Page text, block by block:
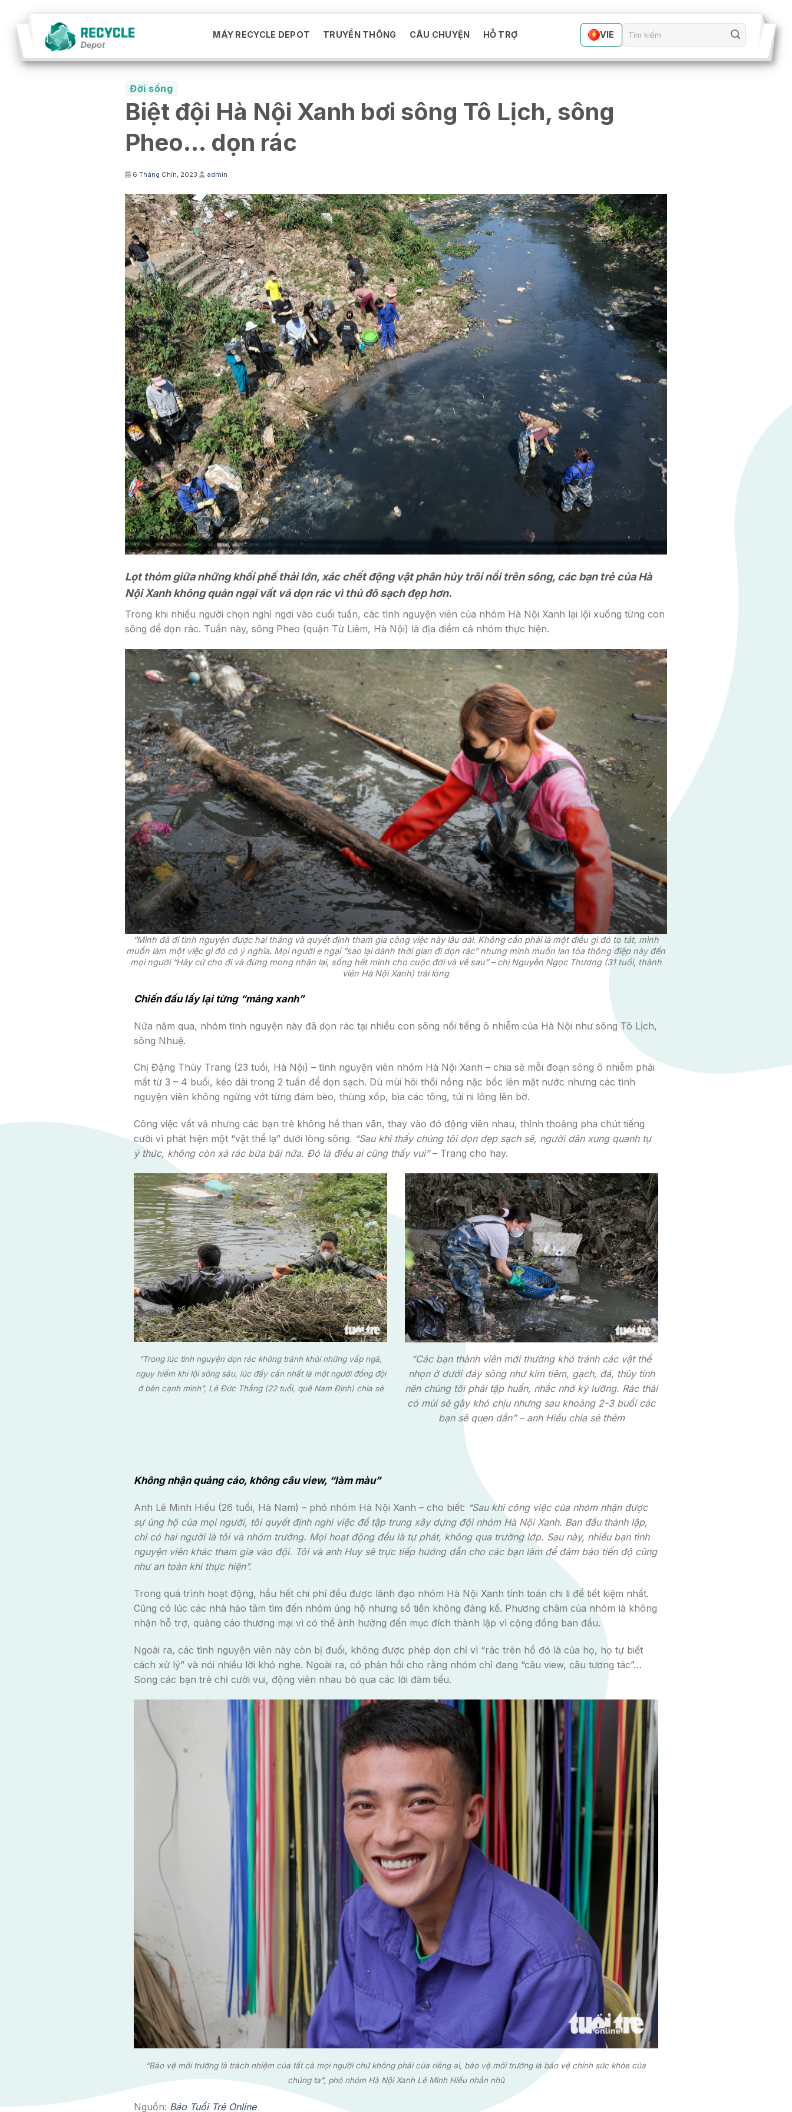
content
MÁY RECYCLE DEPOT TRUYỀN THÔNG CÂU CHUYỆN HỖ TRỢ VIE
Đời sống
Biệt đội Hà Nội Xanh bơi sông Tô Lịch, sông
Pheo… dọn rác
6 Tháng Chín, 2023 admin
Lọt thỏm giữa những khối phế thải lớn, xác chết động vật phân hủy trôi nổi trên sông, các bạn trẻ của Hà
Nội Xanh không quản ngại vất vả dọn rác vì thủ đô sạch đẹp hơn.
Trong khi nhiều người chọn nghỉ ngơi vào cuối tuần, các tình nguyện viên của nhóm Hà Nội Xanh lại lội xuống từng con
sông để dọn rác. Tuần này, sông Pheo (quận Từ Liêm, Hà Nội) là địa điểm cả nhóm thực hiện.
“Mình đã đi tình nguyện được hai tháng và quyết định tham gia công việc này lâu dài. Không cần phải là một điều gì đó to tát, mình
muốn làm một việc gì đó có ý nghĩa. Mọi người e ngại “sao lại dành thời gian đi dọn rác” nhưng mình muốn lan tỏa thông điệp này đến
mọi người “Hãy cứ cho đi và đừng mong nhận lại, sống hết mình cho cuộc đời và về sau” – chị Nguyễn Ngọc Thương (31 tuổi, thành
viên Hà Nội Xanh) trải lòng
Chiến đấu lấy lại từng “mảng xanh”
Nửa năm qua, nhóm tình nguyện này đã dọn rác tại nhiều con sông nổi tiếng ô nhiễm của Hà Nội như sông Tô Lịch,
sông Nhuệ.
Chị Đặng Thùy Trang (23 tuổi, Hà Nội) – tình nguyện viên nhóm Hà Nội Xanh – chia sẻ mỗi đoạn sông ô nhiễm phải
mất từ 3 – 4 buổi, kéo dài trong 2 tuần để dọn sạch. Dù mùi hôi thối nồng nặc bốc lên mặt nước nhưng các tình
nguyện viên không ngừng vớt từng đám bèo, thùng xốp, bìa các tông, túi ni lông lên bờ.
Công việc vất vả nhưng các bạn trẻ không hề than vãn, thay vào đó động viên nhau, thỉnh thoảng pha chút tiếng
cười vì phát hiện một “vật thể lạ” dưới lòng sông. “Sau khi thấy chúng tôi dọn dẹp sạch sẽ, người dân xung quanh tự
ý thức, không còn xả rác bừa bãi nữa. Đó là điều ai cũng thấy vui”– Trang cho hay.
“Trong lúc tình nguyện dọn rác không tránh khỏi những vấp ngã,
nguy hiểm khi lội sông sâu, lúc đấy cần nhất là một người đồng đội
ở bên cạnh mình”, Lê Đức Thắng (22 tuổi, quê Nam Định) chia sẻ
“Các bạn thành viên mới thường khó tránh các vật thể
nhọn ở dưới đáy sông như kim tiêm, gạch, đá, thủy tinh
nên chúng tôi phải tập huấn, nhắc nhở kỹ lưỡng. Rác thải
có mùi sẽ gây khó chịu nhưng sau khoảng 2-3 buổi các
bạn sẽ quen dần” – anh Hiếu chia sẻ thêm
Không nhận quảng cáo, không câu view, “làm màu”
Anh Lê Minh Hiếu (26 tuổi, Hà Nam) – phó nhóm Hà Nội Xanh – cho biết: “Sau khi công việc của nhóm nhận được
sự ủng hộ của mọi người, tôi quyết định nghỉ việc để tập trung xây dựng đội nhóm Hà Nội Xanh. Ban đầu thành lập,
chỉ có hai người là tôi và nhóm trưởng. Mọi hoạt động đều là tự phát, không qua trường lớp. Sau này, nhiều bạn tình
nguyện viên khác tham gia vào đội. Tôi và anh Huy sẽ trực tiếp hướng dẫn cho các bạn làm để đảm bảo tiến độ cũng
như an toàn khi thực hiện”.
Trong quá trình hoạt động, hầu hết chi phí đều được lãnh đạo nhóm Hà Nội Xanh tính toán chi li để tiết kiệm nhất.
Cũng có lúc các nhà hảo tâm tìm đến nhóm ủng hộ nhưng số tiền không đáng kể. Phương châm của nhóm là không
nhận hỗ trợ, quảng cáo thương mại vì có thể ảnh hưởng đến mục đích thành lập vì cộng đồng ban đầu.
Ngoài ra, các tình nguyện viên này còn bị đuổi, không được phép dọn chỉ vì “rác trên hồ đó là của họ, họ tự biết
cách xử lý” và nói nhiều lời khó nghe. Ngoài ra, có phản hồi cho rằng nhóm chỉ đang “câu view, câu tương tác”…
Song các bạn trẻ chỉ cười vui, động viên nhau bỏ qua các lời đàm tiếu.
“Bảo vệ môi trường là trách nhiệm của tất cả mọi người chứ không phải của riêng ai, bảo vệ môi trường là bảo vệ chính sức khỏe của
chúng ta”, phó nhóm Hà Nội Xanh Lê Minh Hiếu nhắn nhủ
Nguồn: Báo Tuổi Trẻ Online